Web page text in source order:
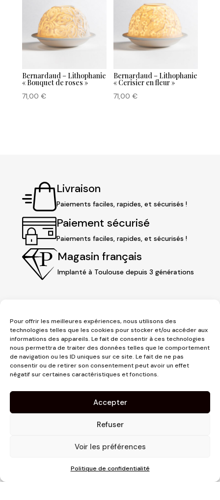
Pour offrir les meilleures expériences, nous utilisons des
technologies telles que les cookies pour stocker et/ou accéder aux
informations des appareils. Le fait de consentir à ces technologies
nous permettra de traiter des données telles que le comportement
de navigation ou les ID uniques sur ce site. Le fait de ne pas
consentir ou de retirer son consentement peut avoir un effet
négatif sur certaines caractéristiques et fonctions.
Accepter
Refuser
Voir les préférences
Politique de confidentialité
Bernardaud – Lithophanie
« Bouquet de roses »
71,00 €
Bernardaud – Lithophanie
« Cerisier en fleur »
71,00€
Livraison
Paiements faciles, rapides, et sécurisés !
Paiement sécurisé
Paiements faciles, rapides, et sécurisés !
Magasin français
Implanté à Toulouse depuis 3 générations
3 place Jeanne d'Arc
31000 Toulouse
contact@pujolmaison.com
05 62 73 70 73